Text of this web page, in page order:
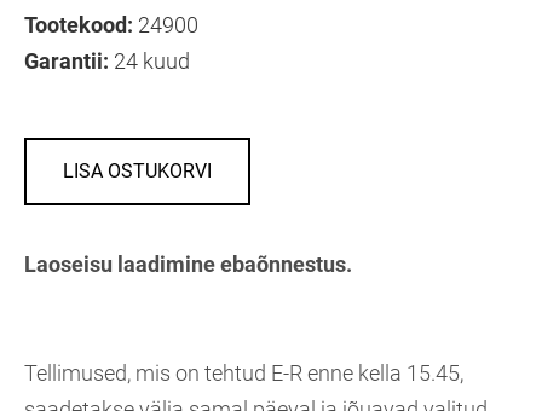
Tootekood: 24900
Garantii: 24 kuud
LISA OSTUKORVI
Laoseisu laadimine ebaõnnestus.
Tellimused, mis on tehtud E-R enne kella 15.45,